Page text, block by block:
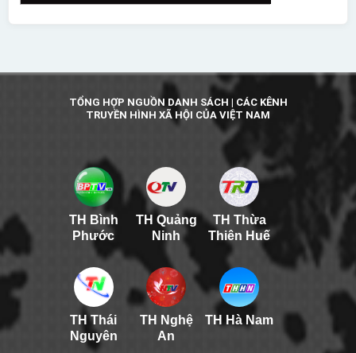
TỔNG HỢP NGUỒN DANH SÁCH | CÁC KÊNH
TRUYỀN HÌNH XÃ HỘI CỦA VIỆT NAM
TH Bình
Phước
TH Quảng
Ninh
TH Thừa
Thiên Huế
TH Thái
Nguyên
TH Nghệ
An
TH Hà Nam